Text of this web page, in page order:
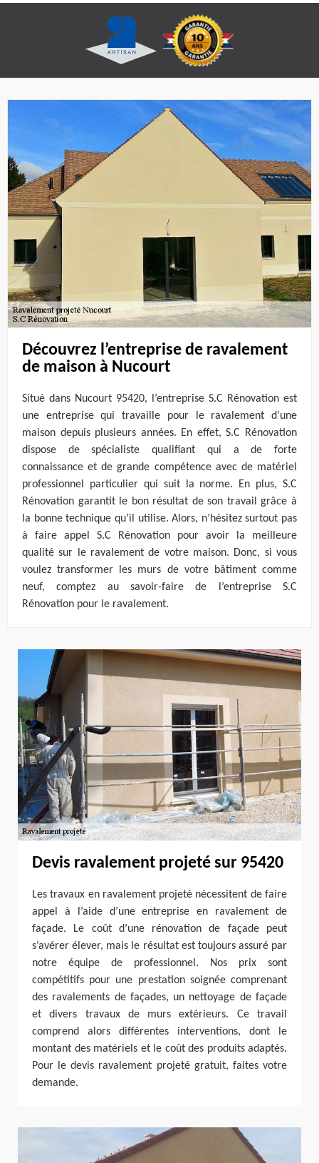
Découvrez l’entreprise de ravalement
de maison à Nucourt
Situé dans Nucourt 95420, l’entreprise S.C Rénovation est
une entreprise qui travaille pour le ravalement d’une
maison depuis plusieurs années. En effet, S.C Rénovation
dispose de spécialiste qualifiant qui a de forte
connaissance et de grande compétence avec de matériel
professionnel particulier qui suit la norme. En plus, S.C
Rénovation garantit le bon résultat de son travail grâce à
la bonne technique qu’il utilise. Alors, n’hésitez surtout pas
à faire appel S.C Rénovation pour avoir la meilleure
qualité sur le ravalement de votre maison. Donc, si vous
voulez transformer les murs de votre bâtiment comme
neuf, comptez au savoir-faire de l’entreprise S.C
Rénovation pour le ravalement.
Devis ravalement projeté sur 95420
Les travaux en ravalement projeté nécessitent de faire
appel à l’aide d’une entreprise en ravalement de
façade. Le coût d’une rénovation de façade peut
s’avérer élever, mais le résultat est toujours assuré par
notre équipe de professionnel. Nos prix sont
compétitifs pour une prestation soignée comprenant
des ravalements de façades, un nettoyage de façade
et divers travaux de murs extérieurs. Ce travail
comprend alors différentes interventions, dont le
montant des matériels et le coût des produits adaptés.
Pour le devis ravalement projeté gratuit, faites votre
demande.